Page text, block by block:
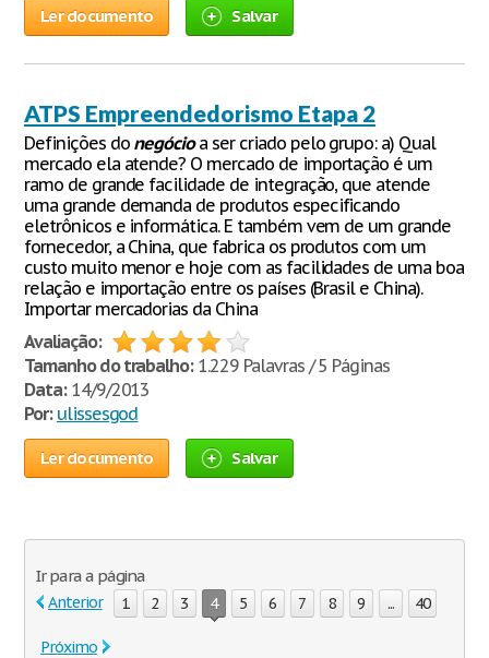
Ler documento Salvar
ATPS Empreendedorismo Etapa 2
Definições do negócioa ser criado pelo grupo: a) Qual
mercado ela atende? O mercado de importação é um
ramo de grande facilidade de integração, que atende
uma grande demanda de produtos especificando
eletrônicos e informática. E também vem de um grande
fornecedor, a China, que fabrica os produtos com um
custo muito menor e hoje com as facilidades de uma boa
relação e importação entre os países (Brasil e China).
Importar mercadorias da China
Avaliação:
Tamanho do trabalho:1.229 Palavras / 5 Páginas
Data:14/9/2013
Por: ulissesgod
Ler documento Salvar
Ir para a página
Anterior 1 2 3 4 5 6 7 8 9 ... 40
Próximo